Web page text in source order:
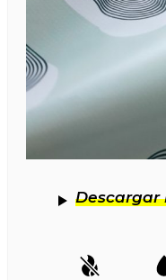
Descargar